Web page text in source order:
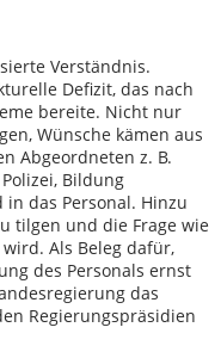
Verständnis.
Defizit, das nach
bereite. Nicht nur
Wünsche kämen aus
Abgeordneten z. B.
Bildung
das Personal. Hinzu
tilgen und die Frage wie
Als Beleg dafür,
des Personals ernst
das
Regierungspräsidien